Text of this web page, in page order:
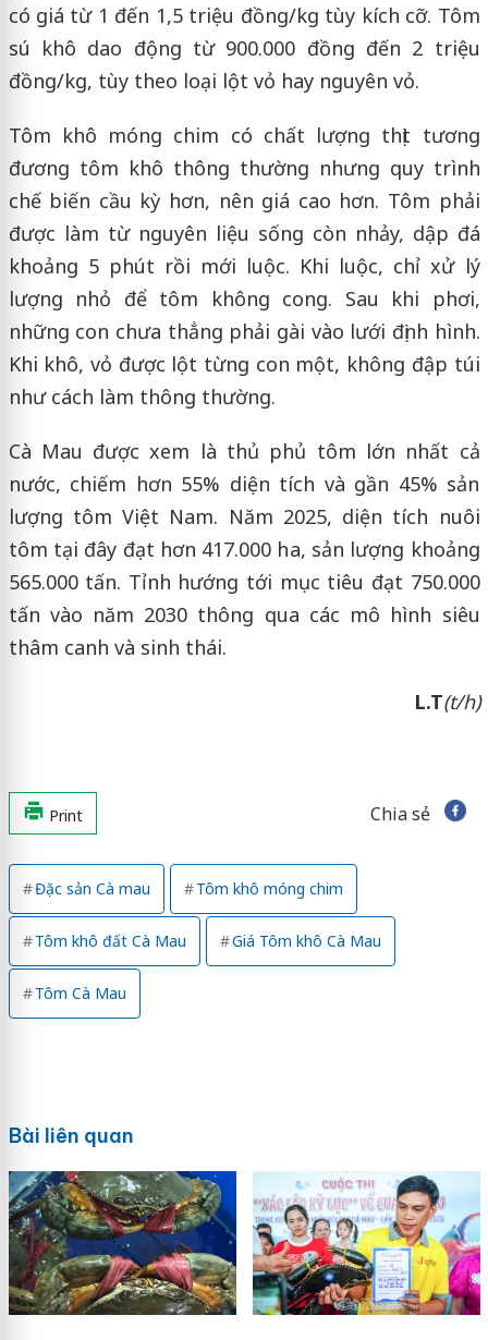
có giá từ 1 đến 1,5 triệu đồng/kg tùy kích cỡ. Tôm
sú khô dao động từ 900.000 đồng đến 2 triệu
đồng/kg, tùy theo loại lột vỏ hay nguyên vỏ.
Tôm khô móng chim có chất lượng thịt tương
đương tôm khô thông thường nhưng quy trình
chế biến cầu kỳ hơn, nên giá cao hơn. Tôm phải
được làm từ nguyên liệu sống còn nhảy, dập đá
khoảng 5 phút rồi mới luộc. Khi luộc, chỉ xử lý
lượng nhỏ để tôm không cong. Sau khi phơi,
những con chưa thẳng phải gài vào lưới định hình.
Khi khô, vỏ được lột từng con một, không đập túi
như cách làm thông thường.
Cà Mau được xem là thủ phủ tôm lớn nhất cả
nước, chiếm hơn 55% diện tích và gần 45% sản
lượng tôm Việt Nam. Năm 2025, diện tích nuôi
tôm tại đây đạt hơn 417.000 ha, sản lượng khoảng
565.000 tấn. Tỉnh hướng tới mục tiêu đạt 750.000
tấn vào năm 2030 thông qua các mô hình siêu
thâm canh và sinh thái.
L.T(t/h)
Print Chia sẻ
Đặc sản Cà mau Tôm khô móng chim
Tôm khô đất Cà Mau Giá Tôm khô Cà Mau
Tôm Cà Mau
Bài liên quan